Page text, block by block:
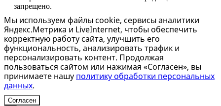
запрещено.
Мы используем файлы cookie, сервисы аналитики
Яндекс.Метрика и LiveInternet, чтобы обеспечить
корректную работу сайта, улучшить его
функциональность, анализировать трафик и
персонализировать контент. Продолжая
пользоваться сайтом или нажимая «Согласен», вы
принимаете нашу политику обработки персональных
данных.
Согласен